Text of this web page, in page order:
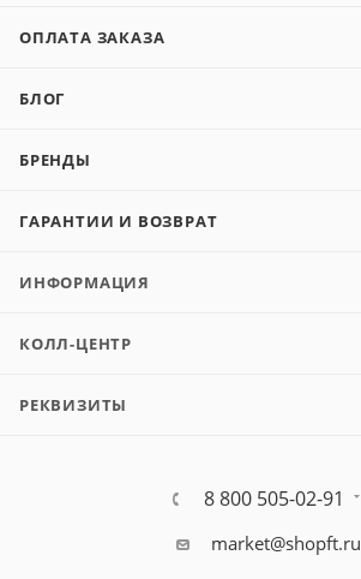
ОПЛАТА ЗАКАЗА
БЛОГ
БРЕНДЫ
ГАРАНТИИ И ВОЗВРАТ
ИНФОРМАЦИЯ
КОЛЛ-ЦЕНТР
РЕКВИЗИТЫ
8 800 505-02-91
market@shopft.ru